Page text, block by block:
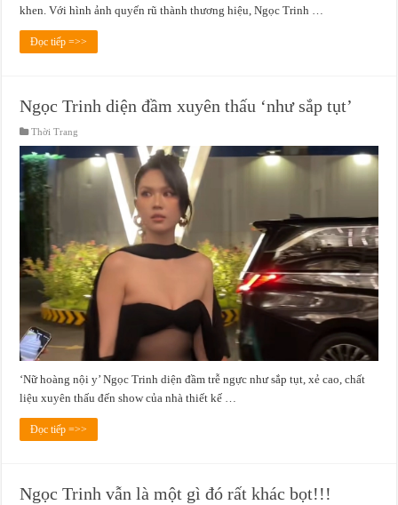
khen. Với hình ảnh quyến rũ thành thương hiệu, Ngọc Trinh …
Đọc tiếp =>>
Ngọc Trinh diện đầm xuyên thấu ‘như sắp tụt’
Thời Trang
‘Nữ hoàng nội y’ Ngọc Trinh diện đầm trễ ngực như sắp tụt, xẻ cao, chất
liệu xuyên thấu đến show của nhà thiết kế …
Đọc tiếp =>>
Ngọc Trinh vẫn là một gì đó rất khác bọt!!!